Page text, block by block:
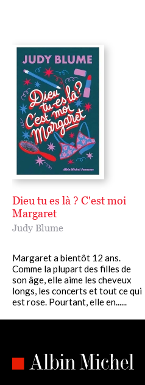
Dieu tu es là ? C'est moi
Margaret
Judy Blume
Margaret a bientôt 12 ans.
Comme la plupart des filles de
son âge, elle aime les cheveux
longs, les concerts et tout ce qui
est rose. Pourtant, elle en......